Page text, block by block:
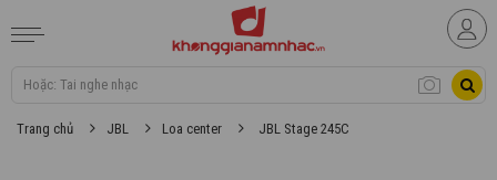
Trang chủ JBL Loa center JBL Stage 245C